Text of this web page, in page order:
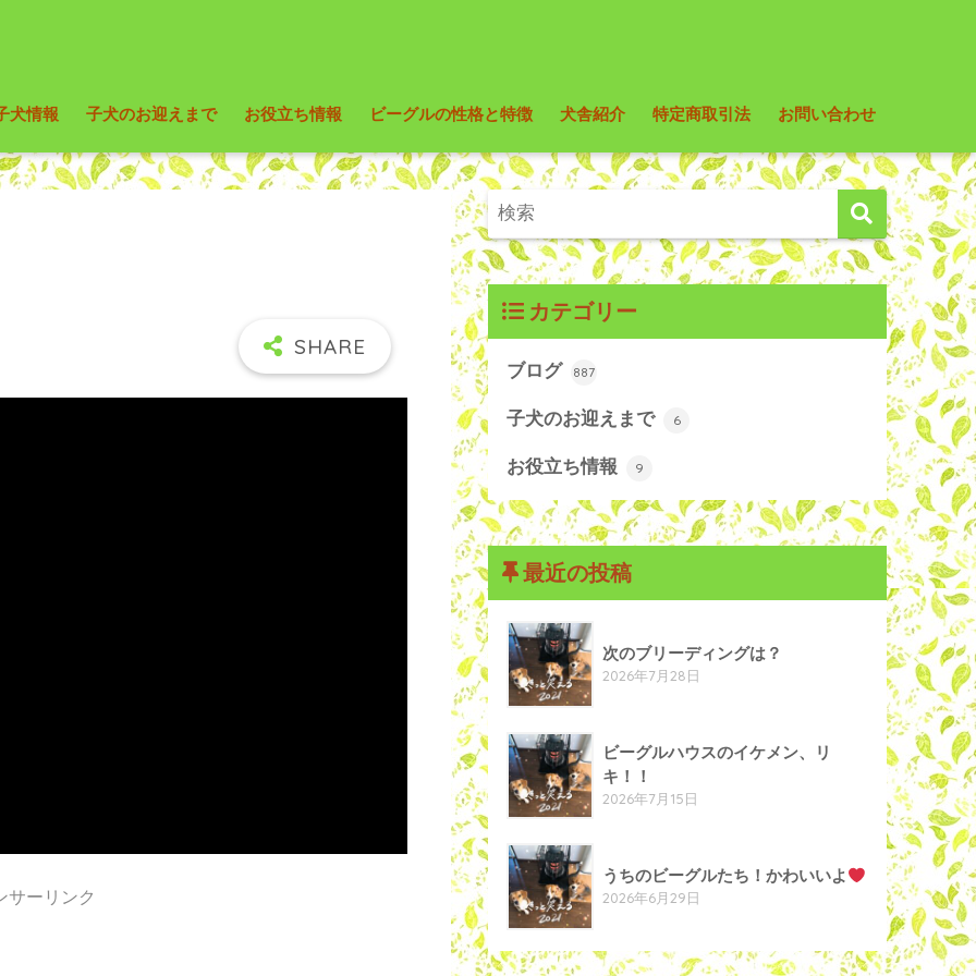
犬情報 子犬のお迎えまで お役立ち情報 ビーグルの性格と特徴 犬舎紹介 特定商取引法 お問い合わせ
サーリンク
カテゴリー
ブログ 887
子犬のお迎えまで 6
お役立ち情報 9
最近の投稿
次のブリーディングは？
2026年7月28日
ビーグルハウスのイケメン、リ
キ！！
2026年7月15日
うちのビーグルたち！かわいいよ
2026年6月29日